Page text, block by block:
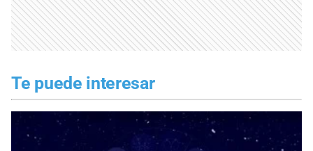
Te puede interesar